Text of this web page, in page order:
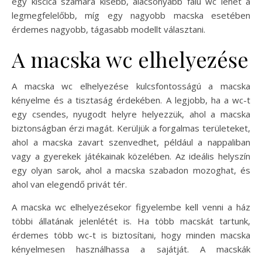
legmegfelelőbb, míg egy nagyobb macska esetében
érdemes nagyobb, tágasabb modellt választani.
A macska wc elhelyezése
A macska wc elhelyezése kulcsfontosságú a macska
kényelme és a tisztaság érdekében. A legjobb, ha a wc-t
egy csendes, nyugodt helyre helyezzük, ahol a macska
biztonságban érzi magát. Kerüljük a forgalmas területeket,
ahol a macska zavart szenvedhet, például a nappaliban
vagy a gyerekek játékainak közelében. Az ideális helyszín
egy olyan sarok, ahol a macska szabadon mozoghat, és
ahol van elegendő privát tér.
A macska wc elhelyezésekor figyelembe kell venni a ház
többi állatának jelenlétét is. Ha több macskát tartunk,
érdemes több wc-t is biztosítani, hogy minden macska
kényelmesen használhassa a sajátját. A macskák